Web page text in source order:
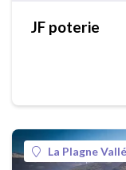
JF poterie
La Plagne